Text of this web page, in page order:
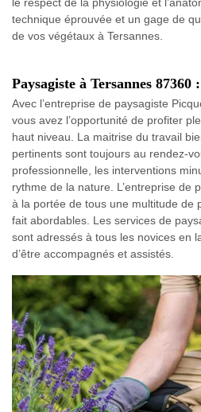
technique éprouvée et un gage de
de vos végétaux à Tersannes.
Paysagiste à Tersannes 87360
Avec l’entreprise de paysagiste
vous avez l’opportunité de profiter
haut niveau. La maitrise du travail
pertinents sont toujours au rendez-
professionnelle, les interventions
rythme de la nature. L’entreprise de
à la portée de tous une multitude de
fait abordables. Les services de
sont adressés à tous les novices en
d’être accompagnés et assistés.